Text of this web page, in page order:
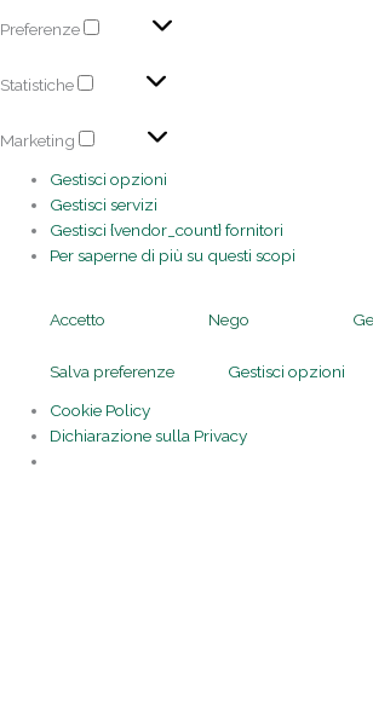
Preferenze
Statistiche
Marketing
Gestisci opzioni
Gestisci servizi
Gestisci {vendor_count} fornitori
Per saperne di più su questi scopi
Accetto Nego
Salva preferenze
Gestisci opzioni
Cookie Policy
Dichiarazione sulla Privacy